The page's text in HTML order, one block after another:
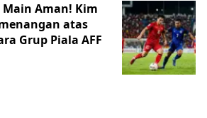
Aman! Kim
atas
Grup Piala AFF